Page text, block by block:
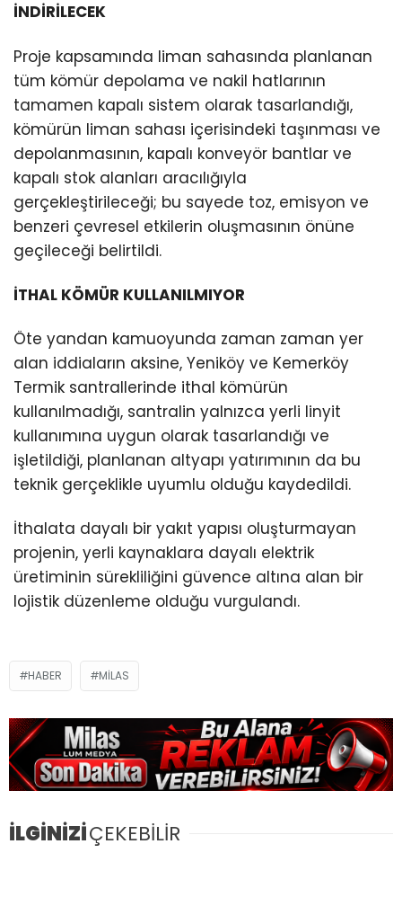
İNDİRİLECEK
Proje kapsamında liman sahasında planlanan
tüm kömür depolama ve nakil hatlarının
tamamen kapalı sistem olarak tasarlandığı,
kömürün liman sahası içerisindeki taşınması ve
depolanmasının, kapalı konveyör bantlar ve
kapalı stok alanları aracılığıyla
gerçekleştirileceği; bu sayede toz, emisyon ve
benzeri çevresel etkilerin oluşmasının önüne
geçileceği belirtildi.
İTHAL KÖMÜR KULLANILMIYOR
Öte yandan kamuoyunda zaman zaman yer
alan iddiaların aksine, Yeniköy ve Kemerköy
Termik santrallerinde ithal kömürün
kullanılmadığı, santralin yalnızca yerli linyit
kullanımına uygun olarak tasarlandığı ve
işletildiği, planlanan altyapı yatırımının da bu
teknik gerçeklikle uyumlu olduğu kaydedildi.
İthalata dayalı bir yakıt yapısı oluşturmayan
projenin, yerli kaynaklara dayalı elektrik
üretiminin sürekliliğini güvence altına alan bir
lojistik düzenleme olduğu vurgulandı.
HABER MILAS
İLGİNİZİÇEKEBİLİR